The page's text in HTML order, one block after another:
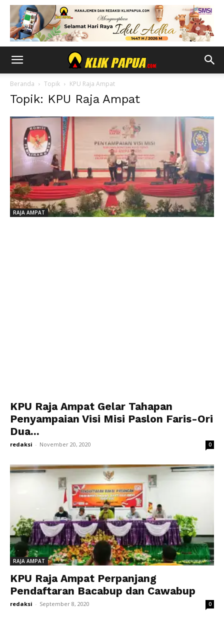
Beranda Topik KPU Raja Ampat
Topik: KPU Raja Ampat
RAJA AMPAT
KPU Raja Ampat Gelar Tahapan
Penyampaian Visi Misi Paslon Faris-Ori
Dua...
redaksi - November 20, 2020 0
RAJA AMPAT
KPU Raja Ampat Perpanjang
Pendaftaran Bacabup dan Cawabup
redaksi - September 8, 2020 0